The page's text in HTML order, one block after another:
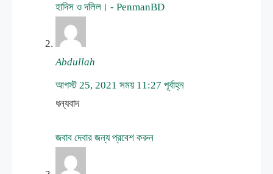
হাদিস ও দলিল। - PenmanBD
Abdullah
আগস্ট 25, 2021 সময় 11:27 পূর্বাহ্ন
ধন্যবাদ
জবাব দেবার জন্য প্রবেশ করুন